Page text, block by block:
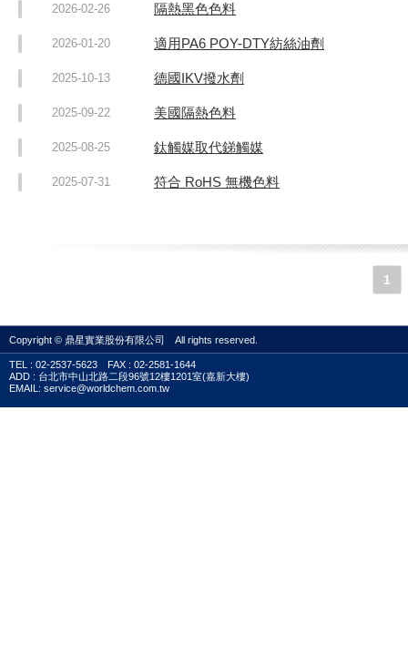
2026-02-26 隔熱黑色色料
2026-01-20 適用PA6 POY-DTY紡絲油劑
2025-10-13 德國IKV撥水劑
2025-09-22 美國隔熱色料
2025-08-25 鈦觸媒取代銻觸媒
2025-07-31 符合 RoHS 無機色料
1
Copyright © 鼎星實業股份有限公司 All rights reserved.
TEL : 02-2537-5623 FAX : 02-2581-1644
ADD : 台北市中山北路二段96號12樓1201室(嘉新大樓)
EMAIL: service@worldchem.com.tw